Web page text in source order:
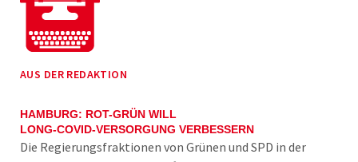
AUS DER REDAKTION
HAMBURG: ROT-GRÜN WILL
LONG-COVID-VERSORGUNG VERBESSERN
Die Regierungsfraktionen von Grünen und SPD in der